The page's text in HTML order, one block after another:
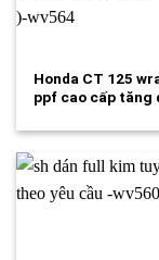
Honda CT 125
ppf cao cấp tăng